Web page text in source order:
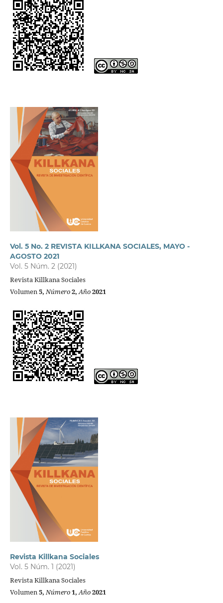
Vol. 5 No. 2 REVISTA KILLKANA SOCIALES, MAYO -
AGOSTO 2021
Vol. 5 Núm. 2 (2021)
Revista Killkana Sociales
Volumen5,Número2,Año2021
Revista Killkana Sociales
Vol. 5 Núm. 1 (2021)
Revista Killkana Sociales
Volumen5,Número1,Año2021